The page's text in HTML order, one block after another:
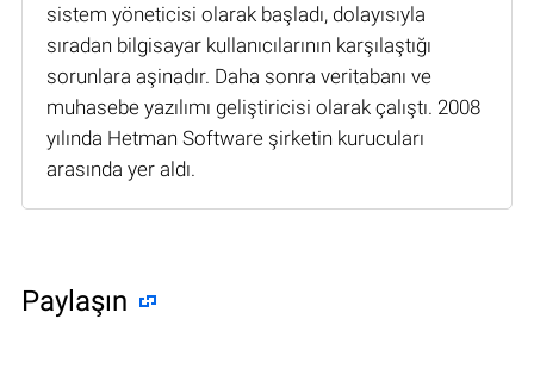
sistem yöneticisi olarak başladı, dolayısıyla
sıradan bilgisayar kullanıcılarının karşılaştığı
sorunlara aşinadır. Daha sonra veritabanı ve
muhasebe yazılımı geliştiricisi olarak çalıştı. 2008
yılında Hetman Software şirketin kurucuları
arasında yer aldı.
Paylaşın